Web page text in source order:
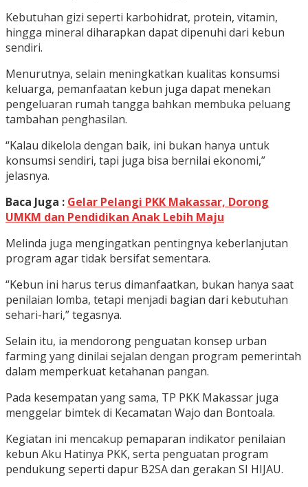
Kebutuhan gizi seperti karbohidrat, protein, vitamin,
hingga mineral diharapkan dapat dipenuhi dari kebun
sendiri.
Menurutnya, selain meningkatkan kualitas konsumsi
keluarga, pemanfaatan kebun juga dapat menekan
pengeluaran rumah tangga bahkan membuka peluang
tambahan penghasilan.
“Kalau dikelola dengan baik, ini bukan hanya untuk
konsumsi sendiri, tapi juga bisa bernilai ekonomi,”
jelasnya.
Baca Juga : Gelar Pelangi PKK Makassar, Dorong
UMKM dan Pendidikan Anak Lebih Maju
Melinda juga mengingatkan pentingnya keberlanjutan
program agar tidak bersifat sementara.
“Kebun ini harus terus dimanfaatkan, bukan hanya saat
penilaian lomba, tetapi menjadi bagian dari kebutuhan
sehari-hari,” tegasnya.
Selain itu, ia mendorong penguatan konsep urban
farming yang dinilai sejalan dengan program pemerintah
dalam memperkuat ketahanan pangan.
Pada kesempatan yang sama, TP PKK Makassar juga
menggelar bimtek di Kecamatan Wajo dan Bontoala.
Kegiatan ini mencakup pemaparan indikator penilaian
kebun Aku Hatinya PKK, serta penguatan program
pendukung seperti dapur B2SA dan gerakan SI HIJAU.